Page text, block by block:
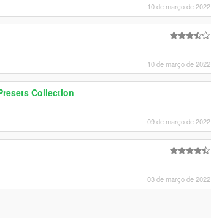
10 de março de 2022
10 de março de 2022
Collection
09 de março de 2022
03 de março de 2022